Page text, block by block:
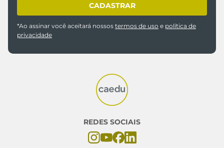
CADASTRAR
*Ao assinar você aceitará nossos termos de uso e política de
privacidade
REDES SOCIAIS